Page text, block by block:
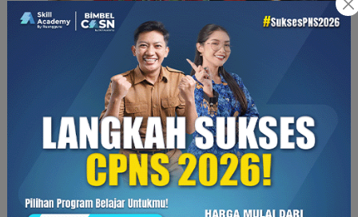
(Sumber: freepik.com)
5. Si tukang ngeluh
Tipe teman kerja yang sering mengeluh, biasanya
mengeluhkan hal-hal kecil yang kurang penting. Seperti
segala yang sedang mereka jalani terasa sangat berat,
padahal mereka hanya kurang bersyukur. Misalnya memiliki
jabatan yang bagus dan gaji yang cukup, tapi mereka akan